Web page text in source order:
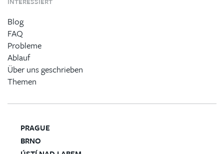
Blog
FAQ
Probleme
Ablauf
Über uns geschrieben
Themen
PRAGUE
BRNO